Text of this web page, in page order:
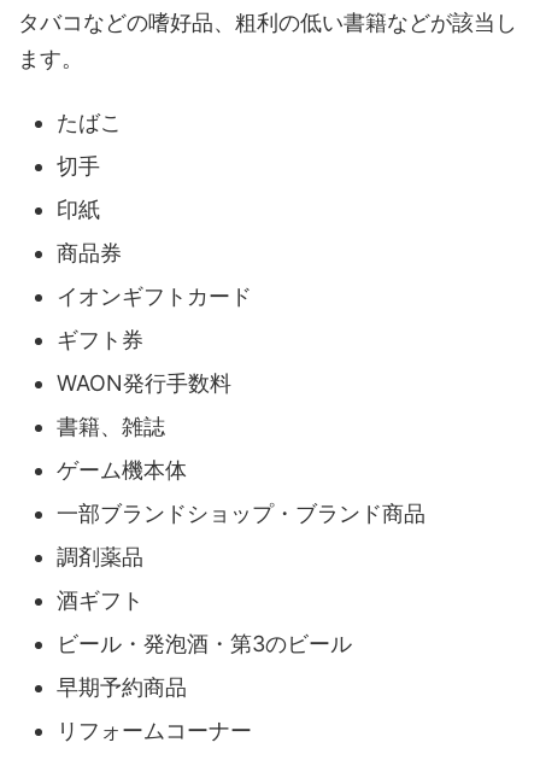
タバコなどの嗜好品、粗利の低い書籍などが該当し
ます。
たばこ
切手
印紙
商品券
イオンギフトカード
ギフト券
WAON発行手数料
書籍、雑誌
ゲーム機本体
一部ブランドショップ・ブランド商品
調剤薬品
酒ギフト
ビール・発泡酒・第3のビール
早期予約商品
リフォームコーナー